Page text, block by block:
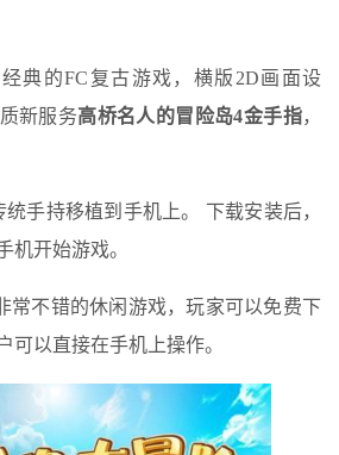
典的FC复古游戏，横版2D画面设
新服务高桥名人的冒险岛4金手指，
手持移植到手机上。 下载安装后，
机开始游戏。
常不错的休闲游戏，玩家可以免费下
可以直接在手机上操作。